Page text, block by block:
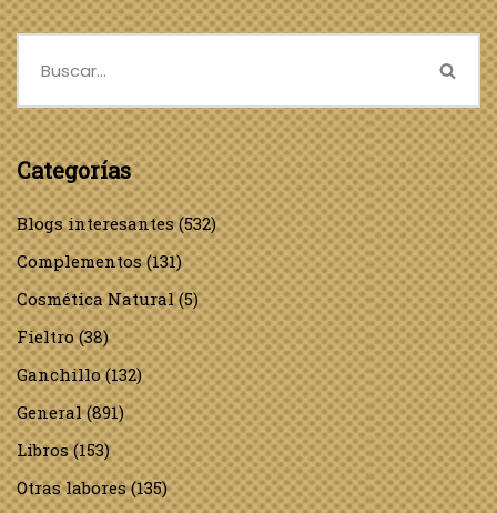
Categorías
Blogs interesantes(532)
Complementos(131)
Cosmética Natural(5)
Fieltro(38)
Ganchillo(132)
General(891)
Libros(153)
Otras labores(135)